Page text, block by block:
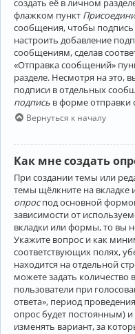
флажком пункт
сообщения, чтобы
настроить добавление
сообщениям, сделав
«Отправка сообщений»
разделе. Несмотря на это,
подписи в отдельных
подпись в форме
Вернуться к началу
Как мне создать
При создании темы или
темы щёлкните на вкладке
опроспод основной
зависимости от
вкладки или формы, то вы
Укажите вопрос и как
соответствующих полях,
находится на отдельной
можете задать количество
пользователи при
ответа», период
опрос будет постоянным)
изменять вариант, за